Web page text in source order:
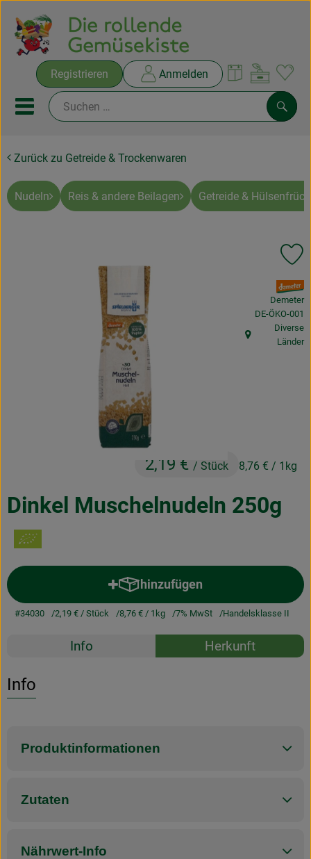
Registrieren Anmelden
Mobiles Menu öffnen oder
Ökokisten
Rezepte
NEUES & ANGEBOTE
Drogerie & Diverses
Lieferservice
Über uns
Geschäftskunden
Zurück zu Getreide & Trockenwaren
Nudeln Reis & andere Beilagen Getreide &
Dinkel Muschelnudeln 250g
2,19 € / Stück 8,76 € / 1kg
, Verband:
Demeter
, Kontrollstelle:
DE-ÖKO-001
, Herkunft:
Diverse
Länder
hinzufügen
Produkt zum Warenkorb
#34030 2,19 € / Stück 8,76 € / 1kg 7% MwSt Handelsklasse II
Rezepte
Info Herkunft
Info
Produktinformationen
Zutaten
Nährwert-Info